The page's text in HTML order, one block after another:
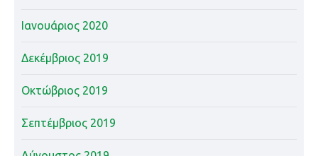
Ιανουάριος 2020
Δεκέμβριος 2019
Οκτώβριος 2019
Σεπτέμβριος 2019